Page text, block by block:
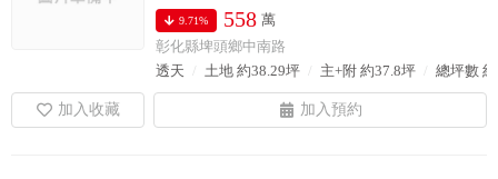
9.71% 558 萬
彰化縣埤頭鄉中南路
透天
土地 約38.29坪 主+附 約37.8坪 總坪數